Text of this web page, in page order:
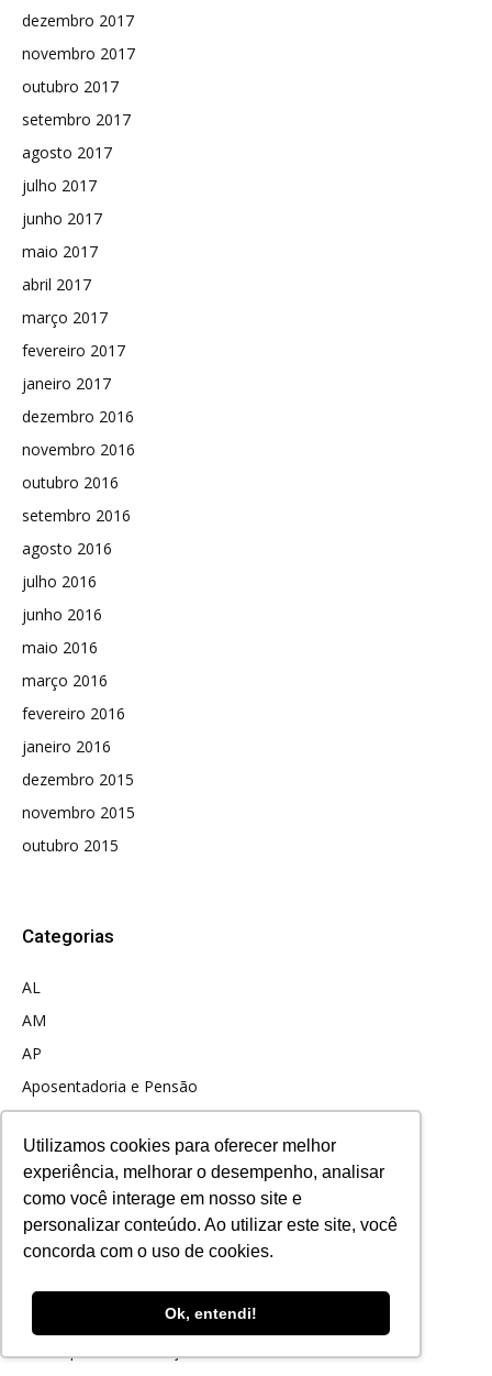
Utilizamos cookies para oferecer melhor
experiência, melhorar o desempenho, analisar
como você interage em nosso site e
personalizar conteúdo. Ao utilizar este site, você
concorda com o uso de cookies.
Ok, entendi!
dezembro 2017
novembro 2017
outubro 2017
setembro 2017
agosto 2017
julho 2017
junho 2017
maio 2017
abril 2017
março 2017
fevereiro 2017
janeiro 2017
dezembro 2016
novembro 2016
outubro 2016
setembro 2016
agosto 2016
julho 2016
junho 2016
maio 2016
março 2016
fevereiro 2016
janeiro 2016
dezembro 2015
novembro 2015
outubro 2015
Categorias
AL
AM
AP
Aposentadoria e Pensão
Assuntos Legislativos
CE
Clube FENAMP